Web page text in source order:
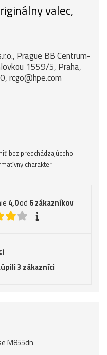
valec,
Prague BB Centrum-
1559/5, Praha,
rcgo@hpe.com
bez predchádzajúceho
charakter.
4,0od 6zákazníkov
3 zákazníci
M855dn